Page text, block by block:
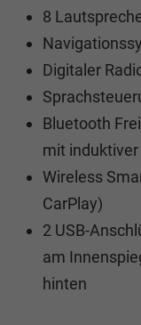
8
Digitaler
Bluetooth
mit
Wireless
CarPlay)
2 USB-
am
hinten